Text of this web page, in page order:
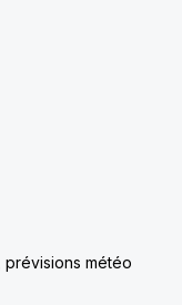
météo